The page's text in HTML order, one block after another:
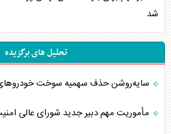
شد
تحلیل های برگزیده
سایه‌روشن حذف سهمیه سوخت
مأموریت مهم دبیر جدید شورای عالی